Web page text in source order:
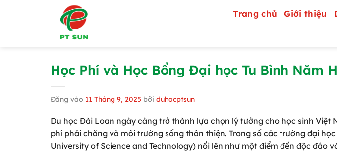
Trang chủ Giới thiệu
Học Phí và Học Bổng Đại học Tu Bình Năm
Đăng vào 11 Tháng 9, 2025 bởi duhocptsun
Du học Đài Loan ngày càng trở thành lựa chọn lý tưởng cho học sinh Việt
phí phải chăng và môi trường sống thân thiện. Trong số các trường đại
University of Science and Technology) nổi lên như một điểm đến độc đáo